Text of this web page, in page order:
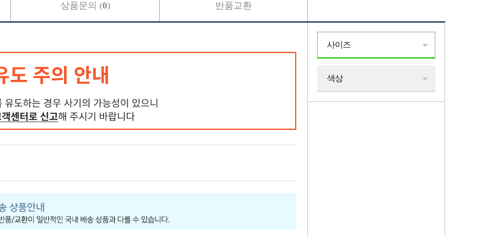
상품문의 (0) 반품교환
사이즈
색상